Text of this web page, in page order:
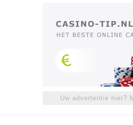
Uw advertentie hier?